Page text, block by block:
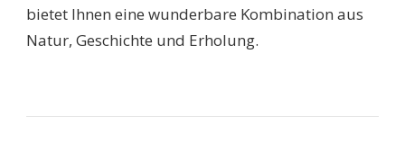
bietet Ihnen eine wunderbare Kombination aus
Natur, Geschichte und Erholung.